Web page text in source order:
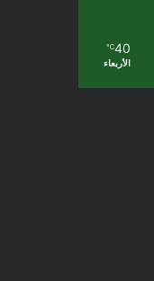
40
℃
الأربعاء